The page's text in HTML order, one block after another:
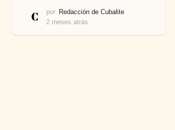
por Redacción de Cubalite
2 meses atrás